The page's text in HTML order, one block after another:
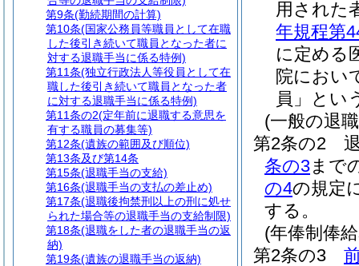
用された
年規程第
に定める
院におい
員」とい
(一般の退
第2条の2
条の3まで
の4の規定
する。
(年俸制俸
第2条の3
第9条(勤続期間の計算)
第10条(国家公務員等職員として在職
した後引き続いて職員となった者に
対する退職手当に係る特例)
第11条(独立行政法人等役員として在
職した後引き続いて職員となった者
に対する退職手当に係る特例)
第11条の2(定年前に退職する意思を
有する職員の募集等)
第12条(遺族の範囲及び順位)
第13条及び第14条
第15条(退職手当の支給)
第16条(退職手当の支払の差止め)
第17条(退職後拘禁刑以上の刑に処せ
られた場合等の退職手当の支給制限)
第18条(退職をした者の退職手当の返
納)
第19条(遺族の退職手当の返納)